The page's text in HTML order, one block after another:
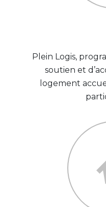
Plein Logis,
soutien et
logement